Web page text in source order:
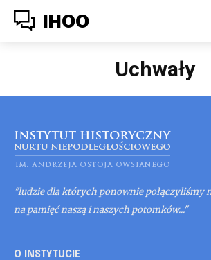
IHOO
Uchwały
"ludzie dla których ponownie połączyliśmy
na pamięć naszą i naszych potomków..."
O INSTYTUCIE